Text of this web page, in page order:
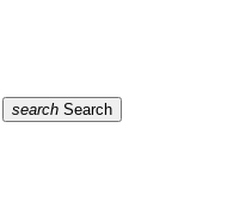
search Search